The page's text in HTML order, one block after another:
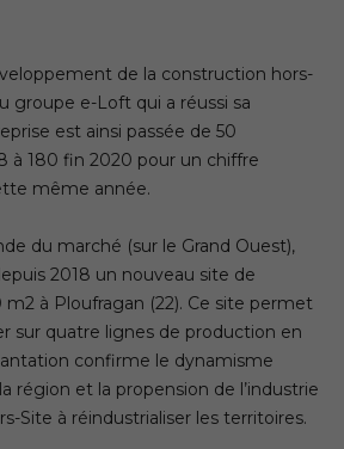
de la construction hors-
groupe e-Loft qui a réussi sa
est ainsi passée de 50
à 180 fin 2020 pour un chiffre
même année.
du marché (sur le Grand Ouest),
2018 un nouveau site de
à Ploufragan (22). Ce site permet
sur quatre lignes de production en
confirme le dynamisme
région et la propension de l’industrie
Site à réindustrialiser les territoires.